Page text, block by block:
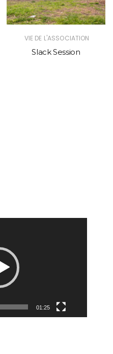
VIE DE L'ASSOCIATION
Slack Session
01:25